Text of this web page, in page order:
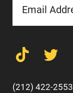
(212) 422-2553